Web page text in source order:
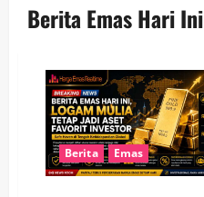
Berita Emas Hari Ini
Berita Emas